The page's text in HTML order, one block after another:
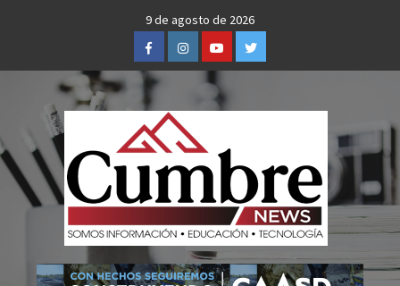
9 de agosto de 2026
FacebookInstagramYoutubeTwitter